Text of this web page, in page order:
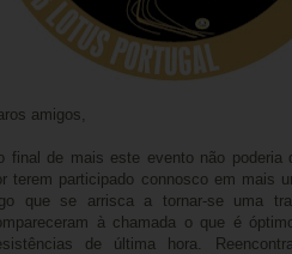
amigos,
final de mais este evento não poderia
terem participado connosco em mais
que se arrisca a tornar-se uma
à chamada o que é
de última hora.